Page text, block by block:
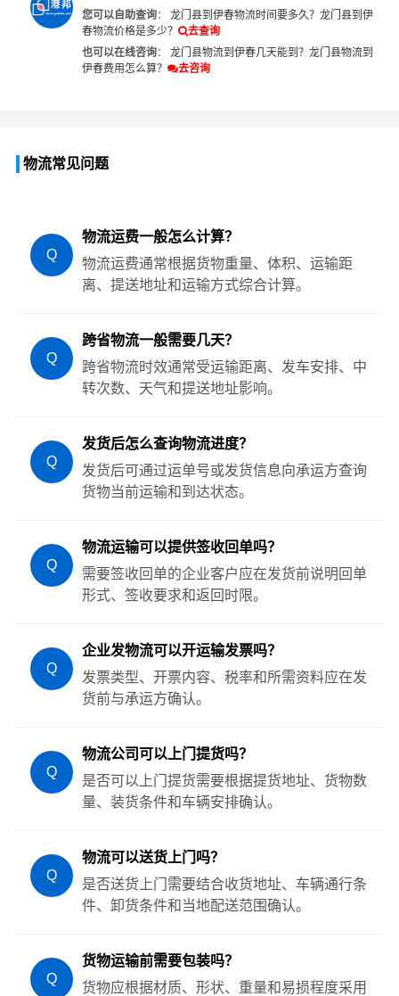
您可以自助查询： 龙门县到伊春物流时间要多久？ 龙门县到伊
春物流价格是多少？
去查询
也可以在线咨询： 龙门县物流到伊春几天能到？ 龙门县物流到
伊春费用怎么算？
去咨询
物流常见问题
Q
物流运费一般怎么计算？
物流运费通常根据货物重量、体积、运输距
离、提送地址和运输方式综合计算。
Q
跨省物流一般需要几天？
跨省物流时效通常受运输距离、发车安排、中
转次数、天气和提送地址影响。
Q
发货后怎么查询物流进度？
发货后可通过运单号或发货信息向承运方查询
货物当前运输和到达状态。
Q
物流运输可以提供签收回单吗？
需要签收回单的企业客户应在发货前说明回单
形式、签收要求和返回时限。
Q
企业发物流可以开运输发票吗？
发票类型、开票内容、税率和所需资料应在发
货前与承运方确认。
Q
物流公司可以上门提货吗？
是否可以上门提货需要根据提货地址、货物数
量、装货条件和车辆安排确认。
Q
物流可以送货上门吗？
是否送货上门需要结合收货地址、车辆通行条
件、卸货条件和当地配送范围确认。
Q
货物运输前需要包装吗？
货物应根据材质、形状、重量和易损程度采用